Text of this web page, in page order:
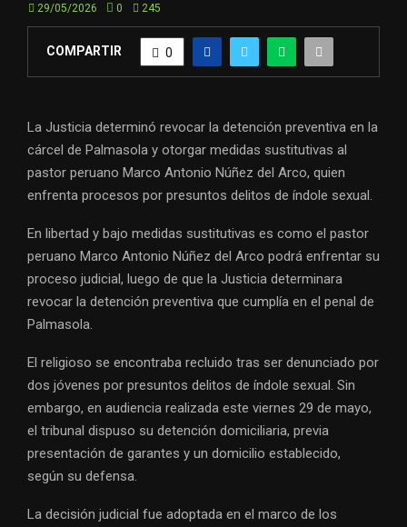
29/05/2026 0 245
COMPARTIR 0
La Justicia determinó revocar la detención preventiva en la
cárcel de Palmasola y otorgar medidas sustitutivas al
pastor peruano Marco Antonio Núñez del Arco, quien
enfrenta procesos por presuntos delitos de índole sexual.
En libertad y bajo medidas sustitutivas es como el pastor
peruano Marco Antonio Núñez del Arco podrá enfrentar su
proceso judicial, luego de que la Justicia determinara
revocar la detención preventiva que cumplía en el penal de
Palmasola.
El religioso se encontraba recluido tras ser denunciado por
dos jóvenes por presuntos delitos de índole sexual. Sin
embargo, en audiencia realizada este viernes 29 de mayo,
el tribunal dispuso su detención domiciliaria, previa
presentación de garantes y un domicilio establecido,
según su defensa.
La decisión judicial fue adoptada en el marco de los